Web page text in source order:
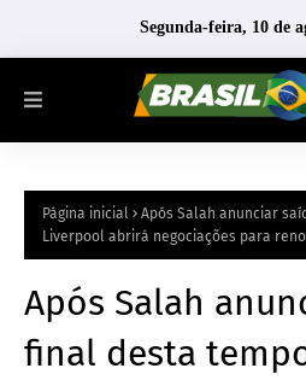
Segunda-feira, 10 de
Página inicial
Após Salah anunciar
Liverpool abrirá negociações para
Após Salah
final desta